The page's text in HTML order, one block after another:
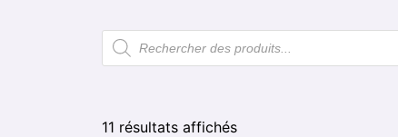
11 résultats affichés